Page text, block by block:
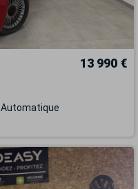
13 990 €
Automatique